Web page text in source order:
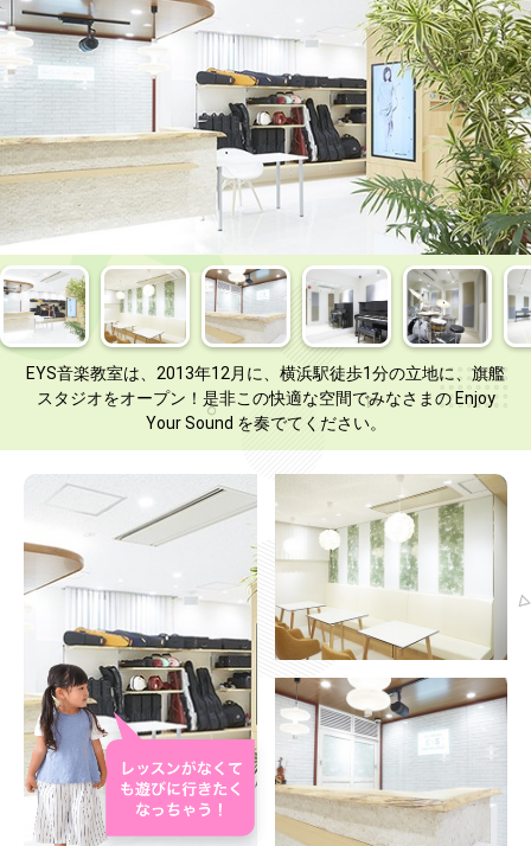
EYS音楽教室は、2013年12月に、横浜駅徒歩1分の立地に、旗艦
スタジオをオープン！是非この快適な空間でみなさまの Enjoy
Your Sound を奏でてください。